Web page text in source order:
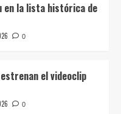
en la lista histórica de
0
el videoclip
0